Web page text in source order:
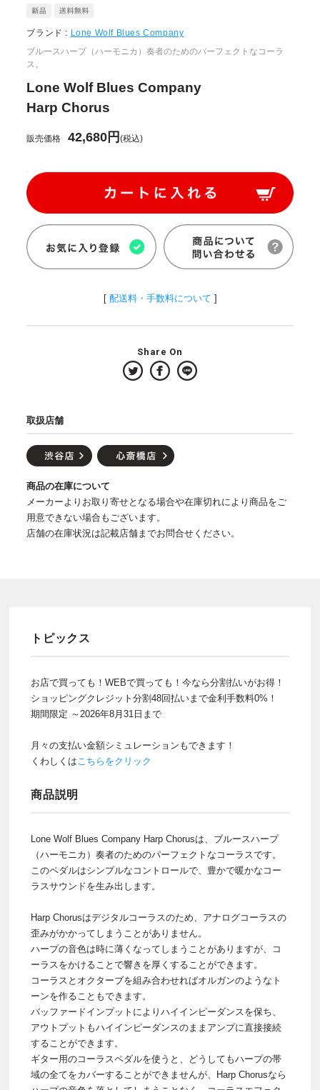
ブランド : Lone Wolf Blues Company
ブルースハープ（ハーモニカ）奏者のためのパーフェクトなコーラ
ス。
Lone Wolf Blues Company
Harp Chorus
販売価格 42,680円(税込)
[ 配送料・手数料について ]
Share On
取扱店舗
商品の在庫について
メーカーよりお取り寄せとなる場合や在庫切れにより商品をご
用意できない場合もございます。
店舗の在庫状況は記載店舗までお問合せください。
トピックス
お店で買っても！WEBで買っても！今なら分割払いがお得！
ショッピングクレジット分割48回払いまで金利手数料0%！
期間限定 ～2026年8月31日まで
月々の支払い金額シミュレーションもできます！
くわしくはこちらをクリック
商品説明
Lone Wolf Blues Company Harp Chorusは、ブルースハープ
（ハーモニカ）奏者のためのパーフェクトなコーラスです。
このペダルはシンプルなコントロールで、豊かで暖かなコー
ラスサウンドを生み出します。
Harp Chorusはデジタルコーラスのため、アナログコーラスの
歪みがかかってしまうことがありません。
ハープの音色は時に薄くなってしまうことがありますが、コ
ーラスをかけることで響きを厚くすることができます。
コーラスとオクターブを組み合わせればオルガンのようなト
ーンを作ることもできます。
バッファードインプットによりハイインピーダンスを保ち、
アウトプットもハイインピーダンスのままアンプに直接接続
することができます。
ギター用のコーラスペダルを使うと、どうしてもハープの帯
域の全てをカバーすることができませんが、Harp Chorusなら